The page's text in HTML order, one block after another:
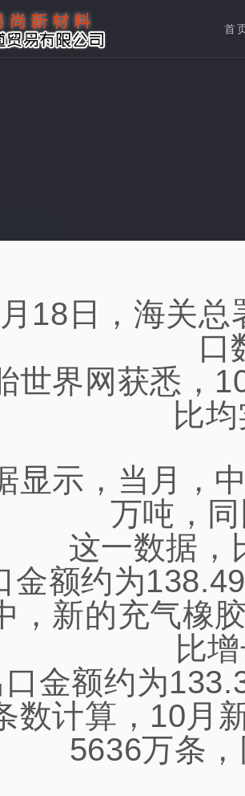
首
18日，海关
世界网获悉，
比
显示，当月，
万吨，
这一数据，
金额约为
，新的充气橡
比
口金额约为
数计算，10月
5636万条